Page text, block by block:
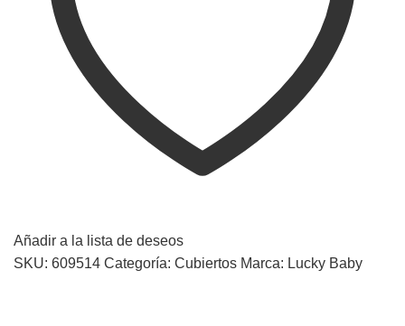
Añadir a la lista de deseos
SKU: 609514 Categoría: Cubiertos Marca: Lucky Baby